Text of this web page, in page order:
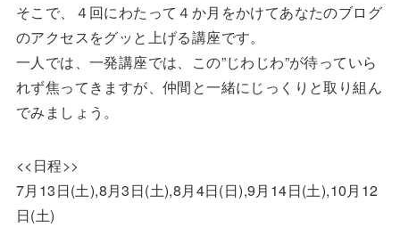
そこで、４回にわたって４か月をかけてあなたのブログ
のアクセスをグッと上げる講座です。
一人では、一発講座では、この”じわじわ”が待っていら
れず焦ってきますが、仲間と一緒にじっくりと取り組ん
でみましょう。
<<日程>>
7月13日(土),8月3日(土),8月4日(日),9月14日(土),10月12
日(土)